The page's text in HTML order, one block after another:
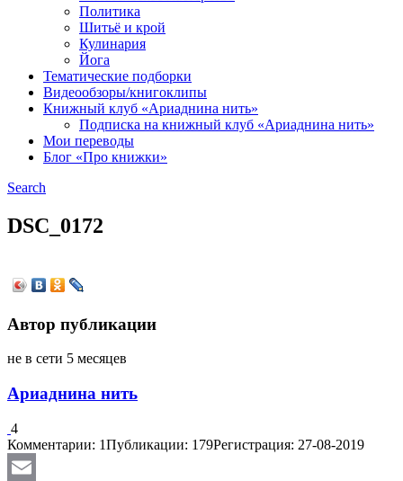
Политика
Шитьё и крой
Кулинария
Йога
Тематические подборки
Видеообзоры/книгоклипы
Книжный клуб «Ариаднина нить»
Подписка на книжный клуб «Ариаднина нить»
Мои переводы
Блог «Про книжки»
Search
DSC_0172
Автор публикации
не в сети 5 месяцев
Ариаднина нить
4
Комментарии: 1Публикации: 179Регистрация: 27-08-2019